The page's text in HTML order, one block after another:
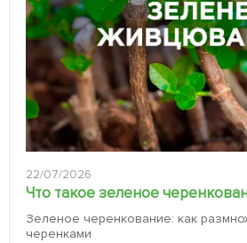
22/07/2026
Что такое зеленое
Зеленое черенкование: как
черенками